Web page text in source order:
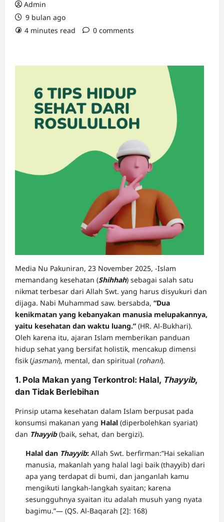
Admin
9 bulan ago
4 minutes read
0 comments
Media Nu Pakuniran, 23 November 2025, -Islam
memandang kesehatan (Shihhah) sebagai salah satu
nikmat terbesar dari Allah Swt. yang harus disyukuri dan
dijaga. Nabi Muhammad saw. bersabda, “Dua
kenikmatan yang kebanyakan manusia melupakannya,
yaitu kesehatan dan waktu luang.” (HR. Al-Bukhari).
Oleh karena itu, ajaran Islam memberikan panduan
hidup sehat yang bersifat holistik, mencakup dimensi
fisik (jasmani), mental, dan spiritual (rohani).
1. Pola Makan yang Terkontrol: Halal, Thayyib,
dan Tidak Berlebihan
Prinsip utama kesehatan dalam Islam berpusat pada
konsumsi makanan yang Halal (diperbolehkan syariat)
dan Thayyib(baik, sehat, dan bergizi).
Halal dan Thayyib: Allah Swt. berfirman:”Hai sekalian
manusia, makanlah yang halal lagi baik (thayyib) dari
apa yang terdapat di bumi, dan janganlah kamu
mengikuti langkah-langkah syaitan; karena
sesungguhnya syaitan itu adalah musuh yang nyata
bagimu.”— (QS. Al-Baqarah [2]: 168)